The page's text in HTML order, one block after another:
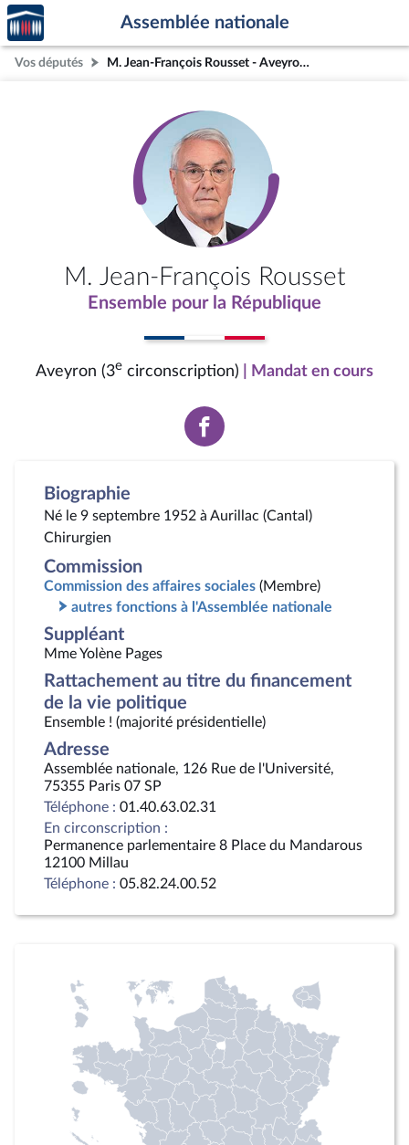
Aller au contenu
Aller en bas de la page
Accèder
à la
page
d'accueil
Assemblée nationale
Vos députés M. Jean-François Rousset - Aveyron (3e circonscription)
M. Jean-François Rousset
Ensemble pour la République
Aveyron (3e circonscription) | Mandat en cours
Voir
la
Biographie
Né le 9 septembre 1952 à Aurillac (Cantal)
Chirurgien
Commission
Commission des affaires sociales (Membre)
autres fonctions à l'Assemblée nationale
Suppléant
Mme Yolène Pages
Rattachement au titre du financement
de la vie politique
Ensemble ! (majorité présidentielle)
Adresse
Assemblée nationale, 126 Rue de l'Université,
75355 Paris 07 SP
Téléphone : 01.40.63.02.31
En circonscription :
Permanence parlementaire 8 Place du Mandarous
12100 Millau
Téléphone : 05.82.24.00.52